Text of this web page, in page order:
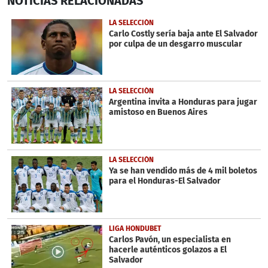
1
minute,
14
seconds
LA SELECCIÓN
Carlo Costly sería baja ante El Salvador
por culpa de un desgarro muscular
LA SELECCIÓN
Argentina invita a Honduras para jugar
amistoso en Buenos Aires
LA SELECCIÓN
Ya se han vendido más de 4 mil boletos
para el Honduras-El Salvador
LIGA HONDUBET
Carlos Pavón, un especialista en
hacerle auténticos golazos a El
Salvador